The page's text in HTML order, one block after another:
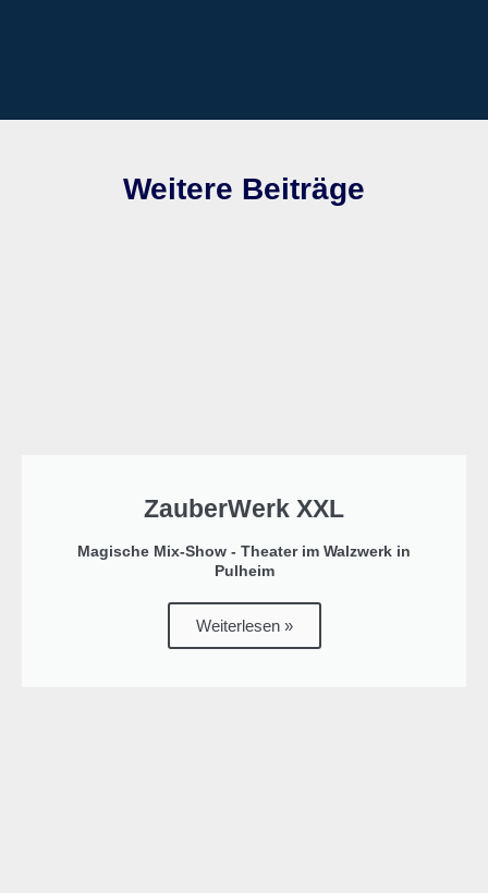
Weitere Beiträge
ZauberWerk XXL
Magische Mix-Show - Theater im Walzwerk in
Pulheim
Weiterlesen »